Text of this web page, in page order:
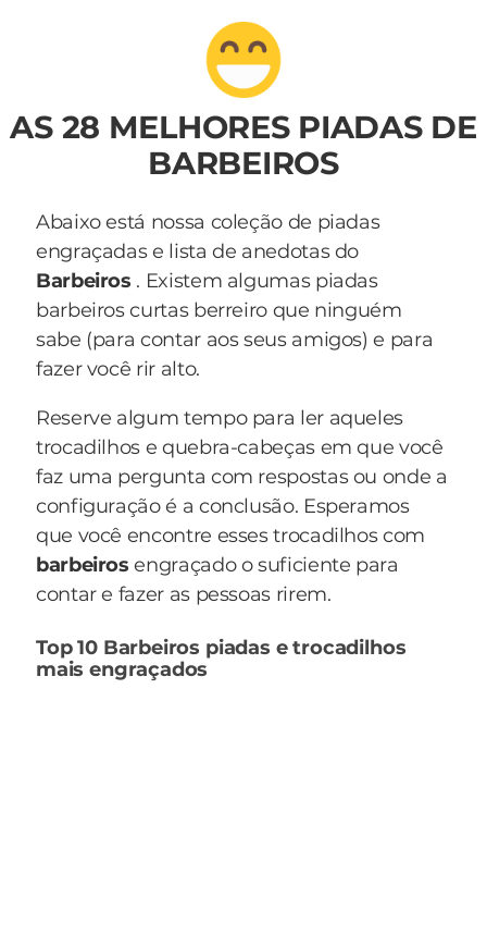
AS 28 MELHORES PIADAS DE
BARBEIROS
Abaixo está nossa coleção de piadas
engraçadas e lista de anedotas do
Barbeiros . Existem algumas piadas
barbeiros curtas berreiro que ninguém
sabe (para contar aos seus amigos) e para
fazer você rir alto.
Reserve algum tempo para ler aqueles
trocadilhos e quebra-cabeças em que você
faz uma pergunta com respostas ou onde a
configuração é a conclusão. Esperamos
que você encontre esses trocadilhos com
barbeirosengraçado o suficiente para
contar e fazer as pessoas rirem.
Top 10 Barbeiros piadas e trocadilhos
mais engraçados